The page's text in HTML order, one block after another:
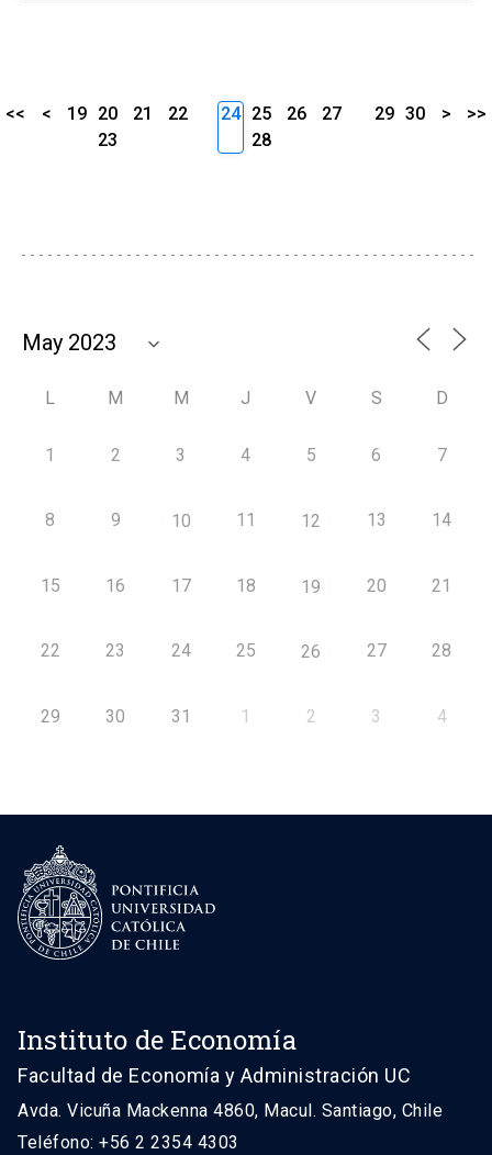
<< < 19 20 21
22
23
24 25 26
27
28
29 30 > >>
L M M J V S D
1 2 3 4 5 6 7
8 9 10 11 12 13 14
15 16 17 18 19 20 21
22 23 24 25 26 27 28
29 30 31 1 2 3 4
Instituto de Economía
Facultad de Economía y Administración UC
Avda. Vicuña Mackenna 4860, Macul. Santiago, Chile
Teléfono: +56 2 2354 4303